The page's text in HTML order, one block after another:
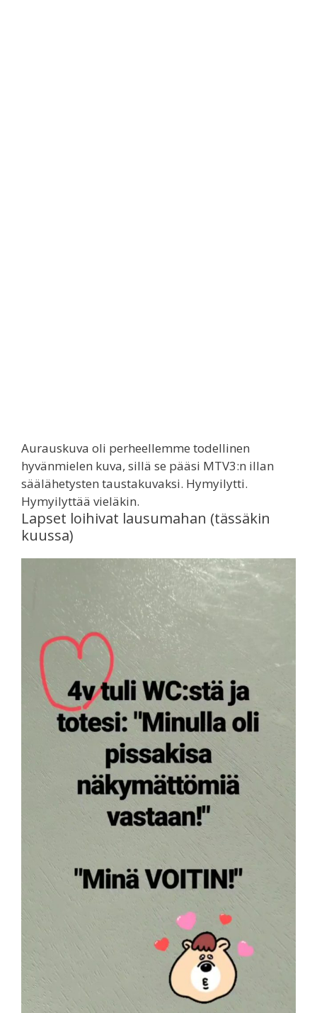
Aurauskuva oli perheellemme todellinen
hyvänmielen kuva, sillä se pääsi MTV3:n illan
säälähetysten taustakuvaksi. Hymyilytti.
Hymyilyttää vieläkin.
Lapset loihivat lausumahan (tässäkin
kuussa)